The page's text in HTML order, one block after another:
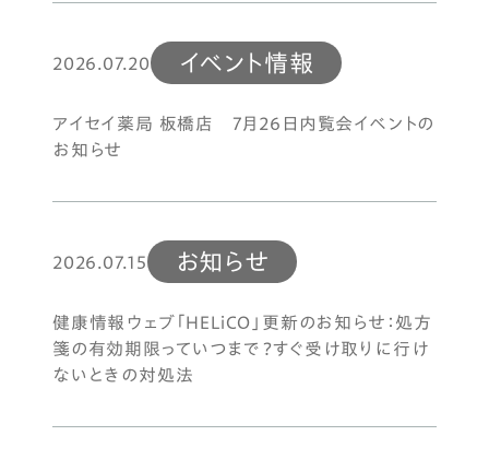
2026.07.20 イベント情報
アイセイ薬局 板橋店 7月26日内覧会イベントの
お知らせ
2026.07.15 お知らせ
健康情報ウェブ「HELiCO」更新のお知らせ：処方
箋の有効期限っていつまで？すぐ受け取りに行け
ないときの対処法